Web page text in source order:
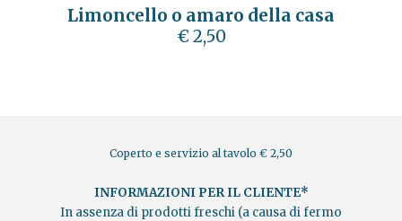
Limoncello o amaro della casa
€ 2,50
Coperto e servizio al tavolo € 2,50
INFORMAZIONI PER IL CLIENTE*
In assenza di prodotti freschi (a causa di fermo